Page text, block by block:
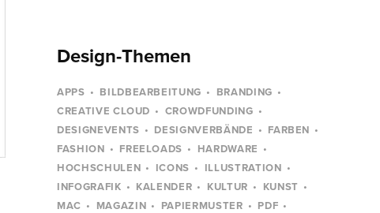
Design-Themen
APPS BILDBEARBEITUNG
BRANDING
CREATIVE CLOUD
CROWDFUNDING
DESIGNEVENTS
DESIGNVERBÄNDE
FARBEN
FASHION
FREELOADS
HARDWARE
HOCHSCHULEN
ICONS
ILLUSTRATION
INFOGRAFIK
KALENDER KULTUR
KUNST
MAC
MAGAZIN PAPIERMUSTER
PDF